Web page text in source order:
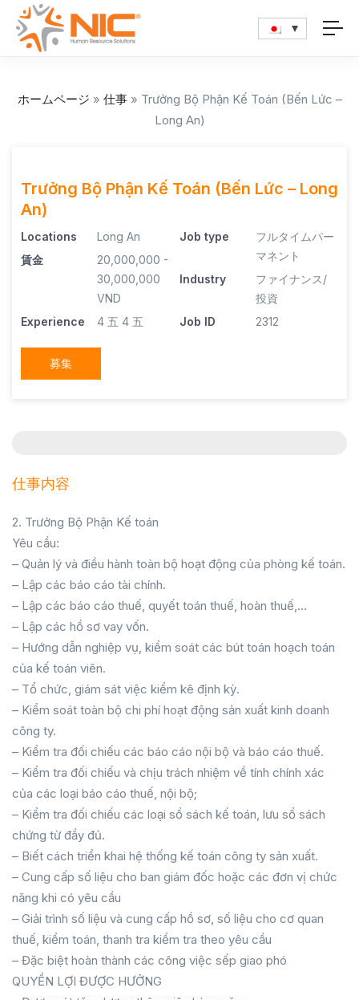
ホームページ » 仕事» Trưởng Bộ Phận Kế Toán (Bến Lức –
Long An)
Trưởng Bộ Phận Kế Toán (Bến Lức – Long
An)
Locations
Long An
賃金
20,000,000 -
30,000,000
VND
Experience
4 五 4 五
Job type
フルタイムパー
マネント
Industry
ファイナンス/
投資
Job ID
2312
募集
仕事内容
2. Trưởng Bộ Phận Kế toán
Yêu cầu:
– Quản lý và điều hành toàn bộ hoạt động của phòng kế toán.
– Lập các báo cáo tài chính.
– Lập các báo cáo thuế, quyết toán thuế, hoàn thuế,…
– Lập các hồ sơ vay vốn.
– Hướng dẫn nghiệp vụ, kiểm soát các bút toán hoạch toán
của kế toán viên.
– Tổ chức, giám sát việc kiểm kê định kỳ.
– Kiểm soát toàn bộ chi phí hoạt động sản xuất kinh doanh
công ty.
– Kiểm tra đối chiếu các báo cáo nội bộ và báo cáo thuế.
– Kiểm tra đối chiếu và chịu trách nhiệm về tính chính xác
của các loại báo cáo thuế, nội bộ;
– Kiểm tra đối chiếu các loại sổ sách kế toán, lưu sổ sách
chứng từ đầy đủ.
– Biết cách triển khai hệ thống kế toán công ty sản xuất.
– Cung cấp số liệu cho ban giám đốc hoặc các đơn vị chức
năng khi có yêu cầu
– Giải trình số liệu và cung cấp hồ sơ, số liệu cho cơ quan
thuế, kiểm toán, thanh tra kiểm tra theo yêu cầu
– Đặc biệt hoàn thành các công việc sếp giao phó
QUYỀN LỢI ĐƯỢC HƯỞNG